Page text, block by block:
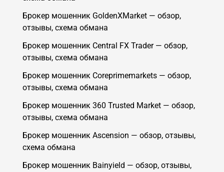
Брокер мошенник GoldenXMarket — обзор,
отзывы, схема обмана
Брокер мошенник Central FX Trader — обзор,
отзывы, схема обмана
Брокер мошенник Coreprimemarkets — обзор,
отзывы, схема обмана
Брокер мошенник 360 Trusted Market — обзор,
отзывы, схема обмана
Брокер мошенник Ascension — обзор, отзывы,
схема обмана
Брокер мошенник Bainyield — обзор, отзывы,